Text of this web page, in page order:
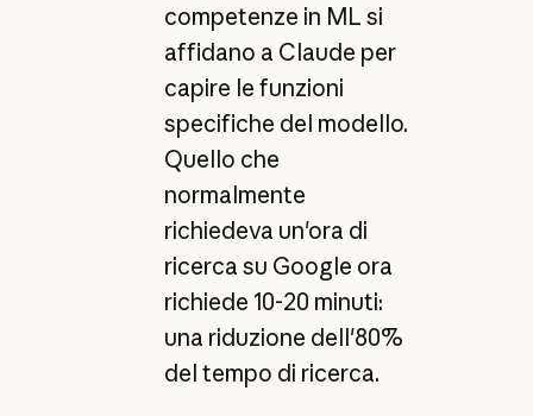
competenze in ML si
affidano a Claude per
capire le funzioni
specifiche del modello.
Quello che
normalmente
richiedeva un'ora di
ricerca su Google ora
richiede 10-20 minuti:
una riduzione dell'80%
del tempo di ricerca.